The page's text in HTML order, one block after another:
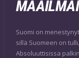
Suomi on
sillä Suomeen on
Absoluuttisissa